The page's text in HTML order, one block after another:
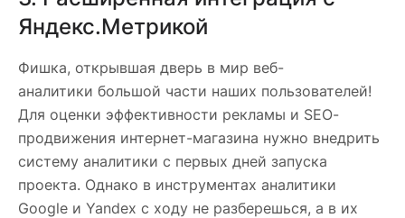
Яндекс.Метрикой
Фишка, открывшая дверь в мир веб-
аналитики большой части наших пользователей!
Для оценки эффективности рекламы и SEO-
продвижения интернет-магазина нужно внедрить
систему аналитики с первых дней запуска
проекта. Однако в инструментах аналитики
Google и Yandex с ходу не разберешься, а в их